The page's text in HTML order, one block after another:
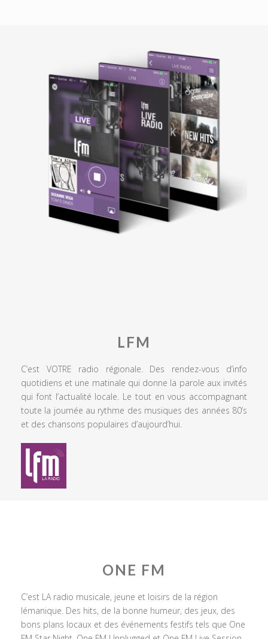
LFM
C’est VOTRE radio régionale. Des rendez-vous d’info
quotidiens et une matinale qui donne la parole aux invités
qui font l’actualité locale. Le tout en vous accompagnant
toute la journée au rythme des musiques des années 80’s
et des chansons populaires d’aujourd’hui.
ONE FM
C’est LA radio musicale, jeune et loisirs de la région
lémanique. Des hits, de la bonne humeur, des jeux, des
bons plans locaux et des événements festifs tels que One